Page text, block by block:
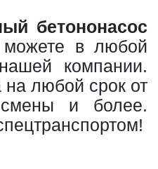
бетононасос
в любой
компании.
любой срок от
и более.